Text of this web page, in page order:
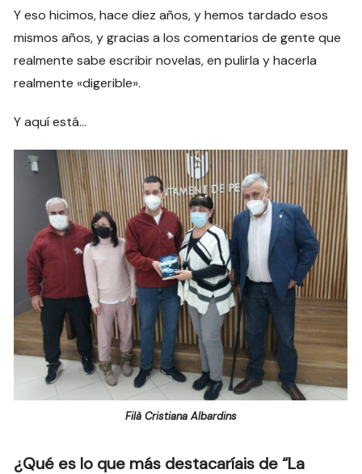
Y eso hicimos, hace diez años, y hemos tardado esos
mismos años, y gracias a los comentarios de gente que
realmente sabe escribir novelas, en pulirla y hacerla
realmente «digerible».
Y aquí está…
Filà Cristiana Albardins
¿Qué es lo que más destacaríais de “La